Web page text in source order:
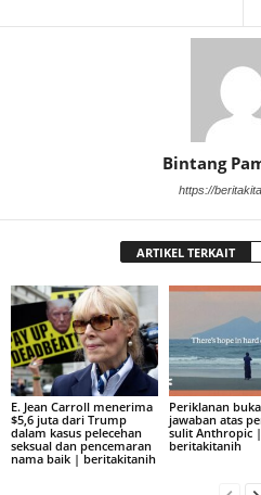
Bintang
https://
ARTIKEL TERKAIT
E. Jean Carroll menerima
$5,6 juta dari Trump
dalam kasus pelecehan
seksual dan pencemaran
nama baik | beritakitanih
Periklanan
jawaban atas
sulit Anthropic |
beritakitanih